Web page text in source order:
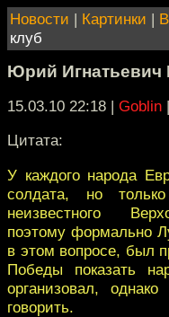
Новости | Картинки |
клуб
Юрий Игнатьевич
15.03.10 22:18 | Goblin |
Цитата:
У каждого народа
солдата, но
неизвестного
поэтому формально
в этом вопросе, был
Победы показать
организовал,
говорить.